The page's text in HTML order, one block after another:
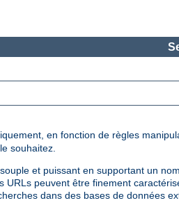
en fonction de règles
souhaitez.
et puissant en supportant un
peuvent être finement
dans des bases de données